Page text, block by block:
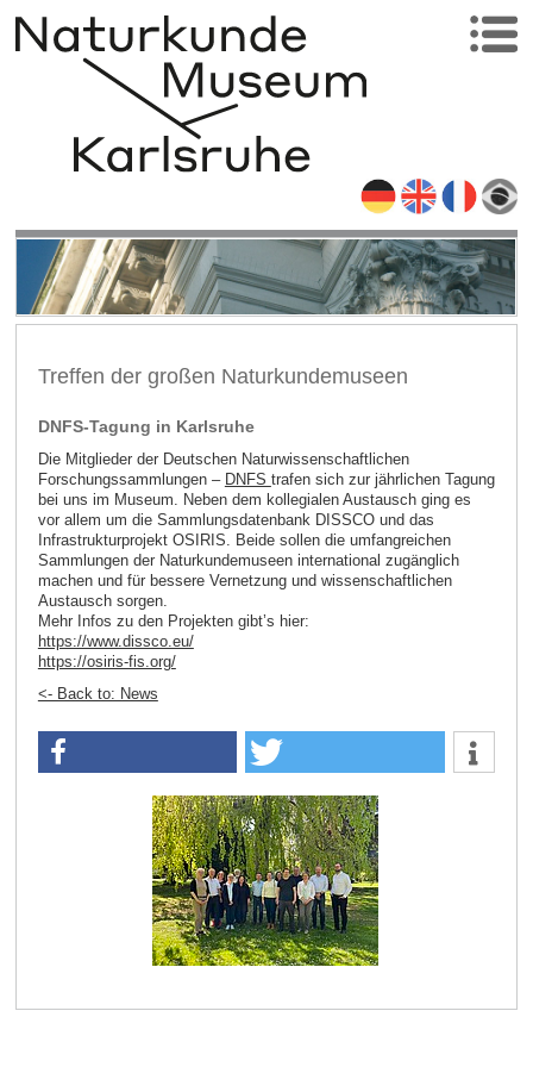
Treffen der großen Naturkundemuseen
DNFS-Tagung in Karlsruhe
Die Mitglieder der Deutschen Naturwissenschaftlichen
Forschungssammlungen – DNFS trafen sich zur jährlichen Tagung
bei uns im Museum. Neben dem kollegialen Austausch ging es
vor allem um die Sammlungsdatenbank DISSCO und das
Infrastrukturprojekt OSIRIS. Beide sollen die umfangreichen
Sammlungen der Naturkundemuseen international zugänglich
machen und für bessere Vernetzung und wissenschaftlichen
Austausch sorgen.
Mehr Infos zu den Projekten gibt’s hier:
https://www.dissco.eu/
https://osiris-fis.org/
<- Back to: News